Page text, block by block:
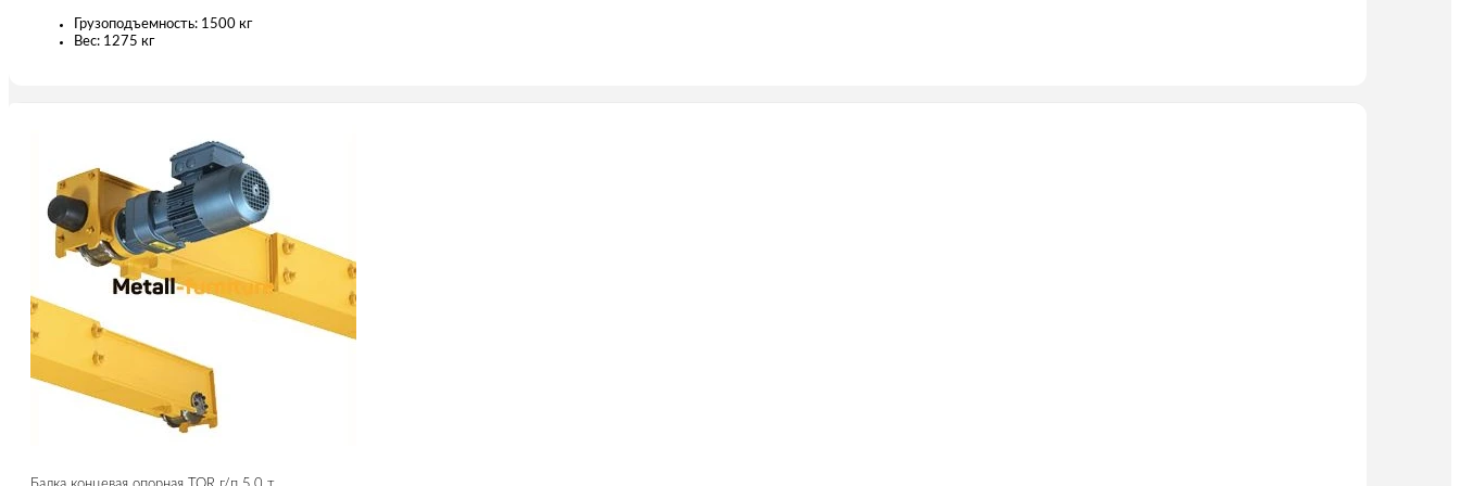
Грузоподъемность: 1500 кг
Вес: 1275 кг